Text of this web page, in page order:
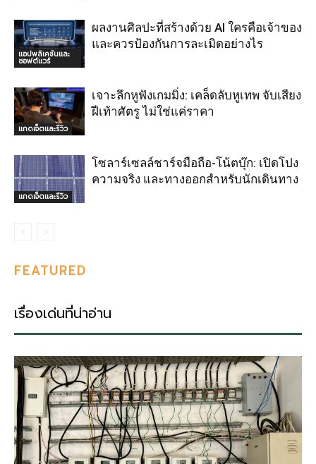
แอปพลิเคชันและ
ซอฟต์แวร์
ผลงานศิลปะที่สร้างด้วย AI ใครคือเจ้าของ
และควรป้องกันการละเมิดอย่างไร
แกดเจ็ตและรีวิว
เจาะลึกหูฟังเกมมิ่ง: เคล็ดลับหูเทพ จับเสียง
ฝีเท้าศัตรู ไม่ใช่แค่ราคา
แกดเจ็ตและรีวิว
โซลาร์เซลล์ชาร์จมือถือ-โน้ตบุ๊ก: เปิดโปง
ความจริง และทางออกสำหรับนักเดินทาง
FEATURED
เรื่องเด่นที่น่าอ่าน